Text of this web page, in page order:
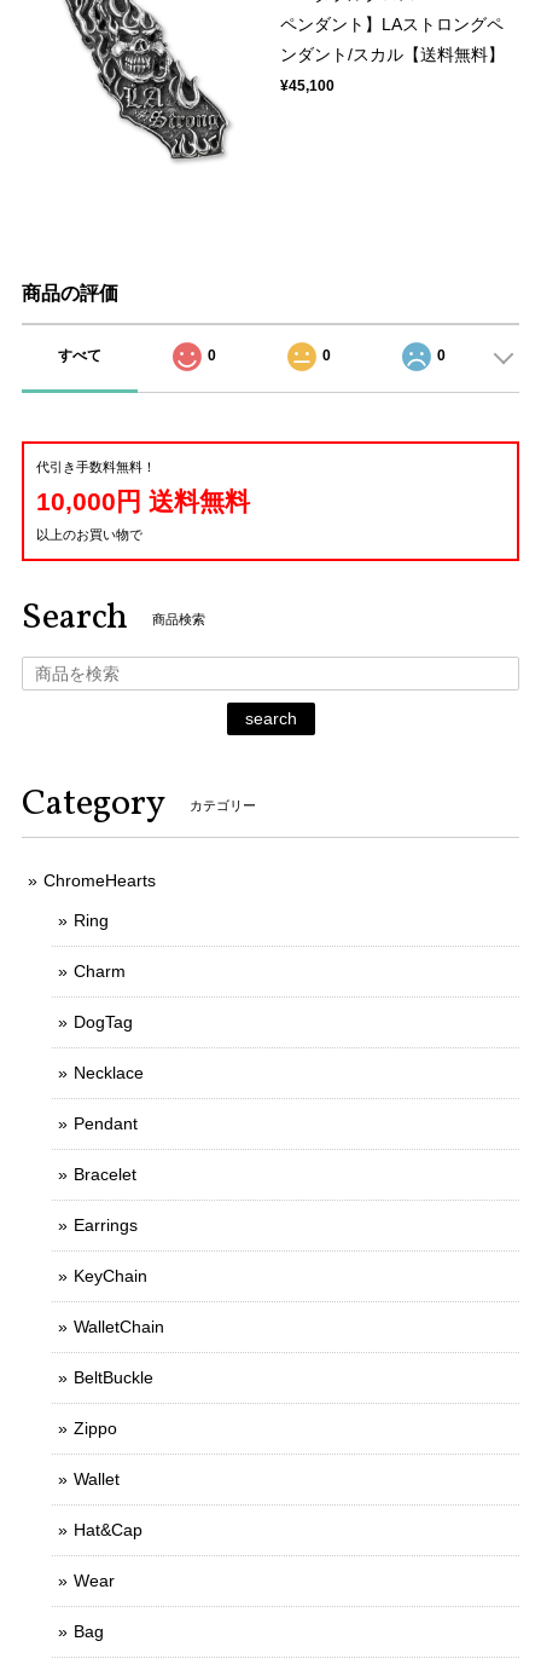
ペンダント】LAストロングペ
ンダント/スカル【送料無料】
¥45,100
商品の評価
すべて 0 0 0
代引き手数料無料！
10,000円 送料無料
以上のお買い物で
Search 商品検索
search
Category カテゴリー
ChromeHearts
Ring
Charm
DogTag
Necklace
Pendant
Bracelet
Earrings
KeyChain
WalletChain
BeltBuckle
Zippo
Wallet
Hat&Cap
Wear
Bag